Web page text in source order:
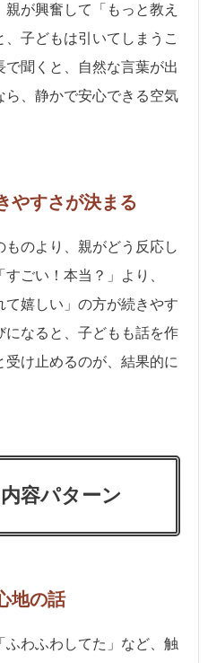
が興奮して「もっと教え
子どもは引いてしまうこ
聞くと、自然な言葉が出
、静かで安心できる空気
やすさが決まる
のより、親がどう反応し
ごい！本当？」より、
て嬉しい」の方が続きやす
になると、子どもも話を作
受け止めるのが、結果的に
容パターン
地の話
ふわふわしてた」など、触